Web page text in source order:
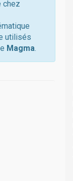
chez
utilisés
Magma.